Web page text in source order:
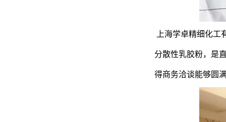
上海学卓精细化工
分散性乳胶粉， 是
得商务洽谈能够圆